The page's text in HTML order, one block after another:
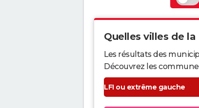
Quelles villes de
Les résultats des
Découvrez les
LFI ou extrême gauche